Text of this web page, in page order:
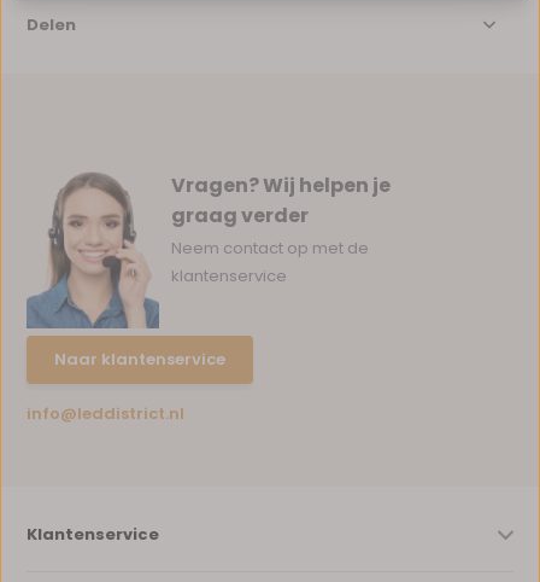
Delen
Vragen? Wij helpen je
graag verder
Neem contact op met de
klantenservice
Naar klantenservice
info@leddistrict.nl
Klantenservice